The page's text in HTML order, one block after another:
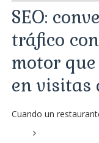
SEO:
tráfico
motor
en visitas
Cuando un